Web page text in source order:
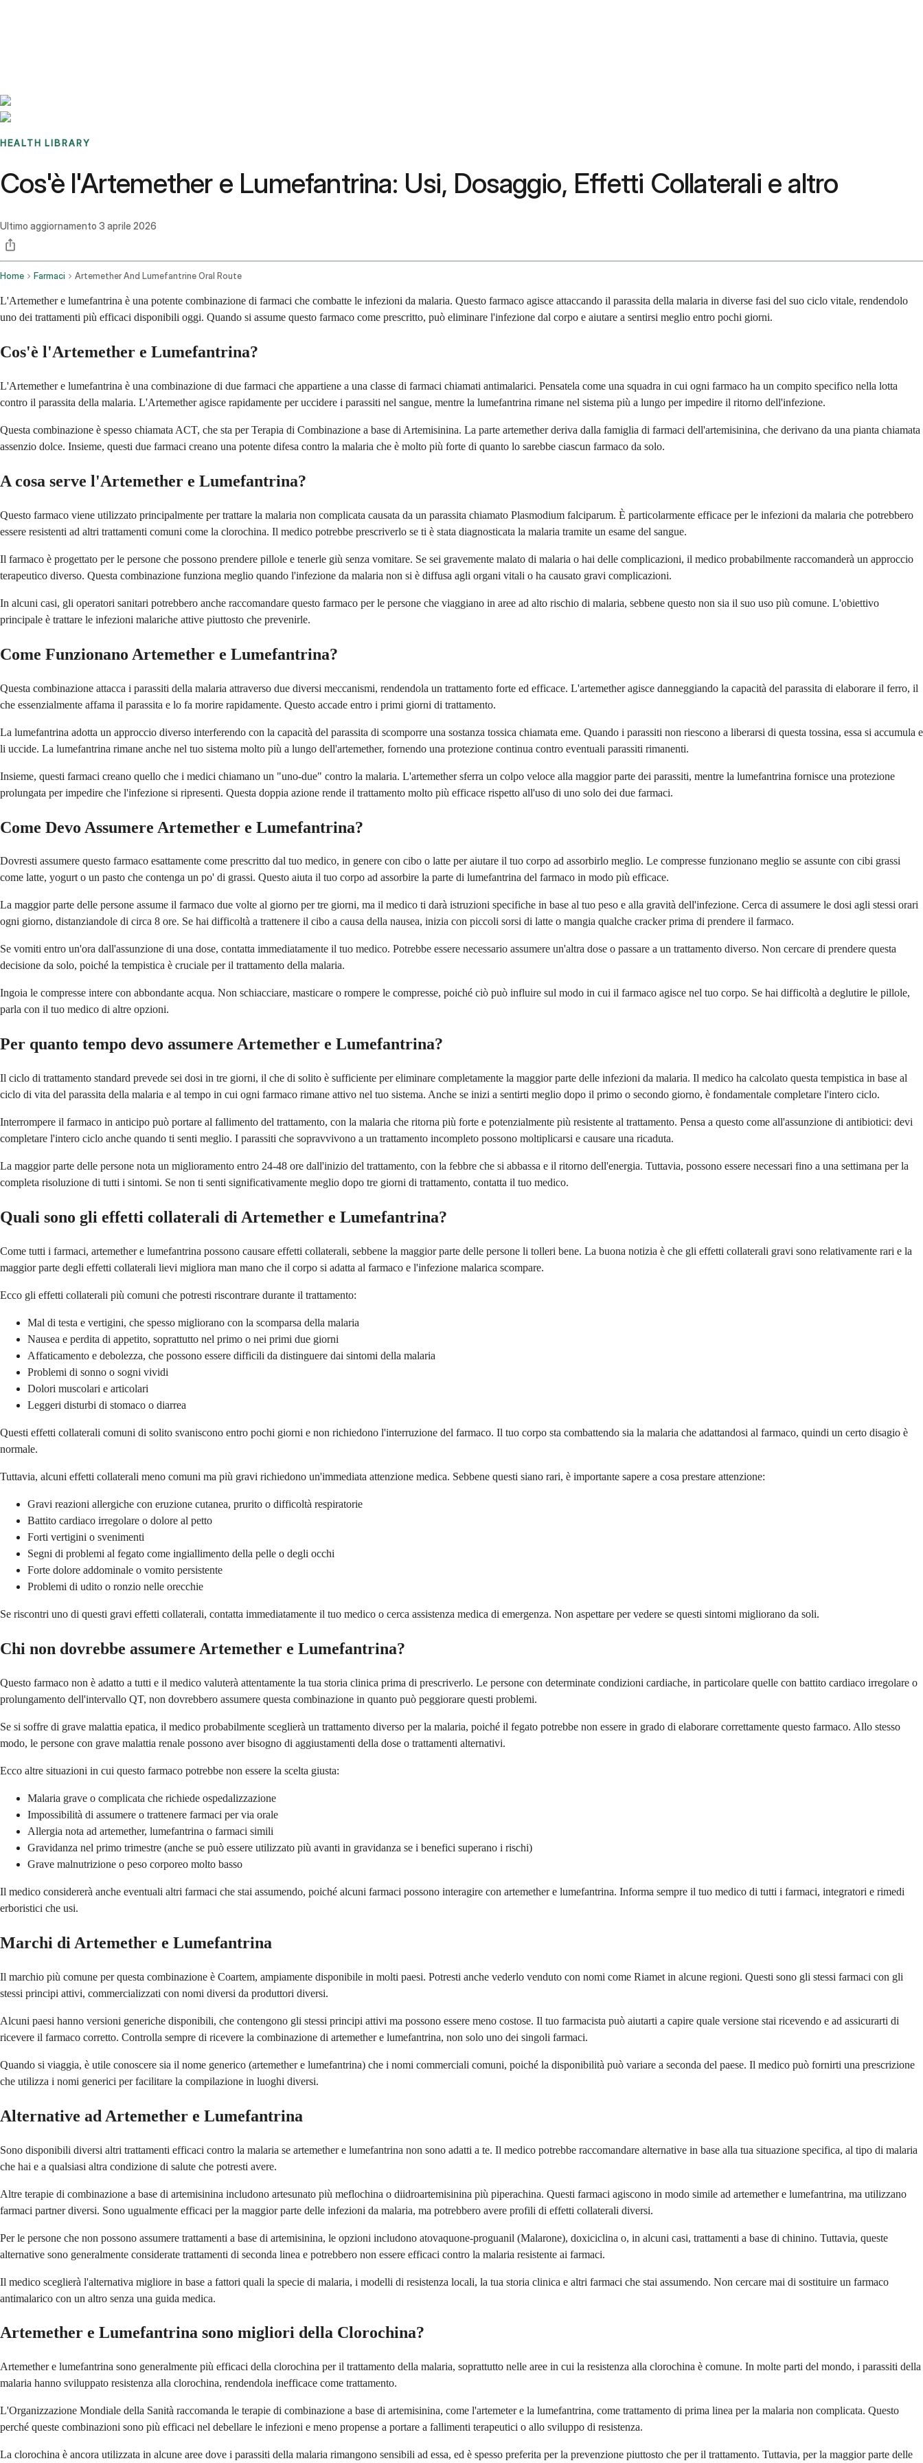
HEALTH LIBRARY
Cos'è l'Artemether e Lumefantrina: Usi, Dosaggio, Effetti Collaterali e altro
Ultimo aggiornamento 3 aprile 2026
Home Farmaci Artemether And Lumefantrine Oral Route
L'Artemether e lumefantrina è una potente combinazione di farmaci che combatte le infezioni da malaria. Questo farmaco agisce attaccando il parassita della malaria in diverse fasi del suo ciclo vitale, rendendolo
uno dei trattamenti più efficaci disponibili oggi. Quando si assume questo farmaco come prescritto, può eliminare l'infezione dal corpo e aiutare a sentirsi meglio entro pochi giorni.
Cos'è l'Artemether e Lumefantrina?
L'Artemether e lumefantrina è una combinazione di due farmaci che appartiene a una classe di farmaci chiamati antimalarici. Pensatela come una squadra in cui ogni farmaco ha un compito specifico nella lotta
contro il parassita della malaria. L'Artemether agisce rapidamente per uccidere i parassiti nel sangue, mentre la lumefantrina rimane nel sistema più a lungo per impedire il ritorno dell'infezione.
Questa combinazione è spesso chiamata ACT, che sta per Terapia di Combinazione a base di Artemisinina. La parte artemether deriva dalla famiglia di farmaci dell'artemisinina, che derivano da una pianta chiamata
assenzio dolce. Insieme, questi due farmaci creano una potente difesa contro la malaria che è molto più forte di quanto lo sarebbe ciascun farmaco da solo.
A cosa serve l'Artemether e Lumefantrina?
Questo farmaco viene utilizzato principalmente per trattare la malaria non complicata causata da un parassita chiamato Plasmodium falciparum. È particolarmente efficace per le infezioni da malaria che potrebbero
essere resistenti ad altri trattamenti comuni come la clorochina. Il medico potrebbe prescriverlo se ti è stata diagnosticata la malaria tramite un esame del sangue.
Il farmaco è progettato per le persone che possono prendere pillole e tenerle giù senza vomitare. Se sei gravemente malato di malaria o hai delle complicazioni, il medico probabilmente raccomanderà un approccio
terapeutico diverso. Questa combinazione funziona meglio quando l'infezione da malaria non si è diffusa agli organi vitali o ha causato gravi complicazioni.
In alcuni casi, gli operatori sanitari potrebbero anche raccomandare questo farmaco per le persone che viaggiano in aree ad alto rischio di malaria, sebbene questo non sia il suo uso più comune. L'obiettivo
principale è trattare le infezioni malariche attive piuttosto che prevenirle.
Come Funzionano Artemether e Lumefantrina?
Questa combinazione attacca i parassiti della malaria attraverso due diversi meccanismi, rendendola un trattamento forte ed efficace. L'artemether agisce danneggiando la capacità del parassita di elaborare il ferro, il
che essenzialmente affama il parassita e lo fa morire rapidamente. Questo accade entro i primi giorni di trattamento.
La lumefantrina adotta un approccio diverso interferendo con la capacità del parassita di scomporre una sostanza tossica chiamata eme. Quando i parassiti non riescono a liberarsi di questa tossina, essa si accumula e
li uccide. La lumefantrina rimane anche nel tuo sistema molto più a lungo dell'artemether, fornendo una protezione continua contro eventuali parassiti rimanenti.
Insieme, questi farmaci creano quello che i medici chiamano un "uno-due" contro la malaria. L'artemether sferra un colpo veloce alla maggior parte dei parassiti, mentre la lumefantrina fornisce una protezione
prolungata per impedire che l'infezione si ripresenti. Questa doppia azione rende il trattamento molto più efficace rispetto all'uso di uno solo dei due farmaci.
Come Devo Assumere Artemether e Lumefantrina?
Dovresti assumere questo farmaco esattamente come prescritto dal tuo medico, in genere con cibo o latte per aiutare il tuo corpo ad assorbirlo meglio. Le compresse funzionano meglio se assunte con cibi grassi
come latte, yogurt o un pasto che contenga un po' di grassi. Questo aiuta il tuo corpo ad assorbire la parte di lumefantrina del farmaco in modo più efficace.
La maggior parte delle persone assume il farmaco due volte al giorno per tre giorni, ma il medico ti darà istruzioni specifiche in base al tuo peso e alla gravità dell'infezione. Cerca di assumere le dosi agli stessi orari
ogni giorno, distanziandole di circa 8 ore. Se hai difficoltà a trattenere il cibo a causa della nausea, inizia con piccoli sorsi di latte o mangia qualche cracker prima di prendere il farmaco.
Se vomiti entro un'ora dall'assunzione di una dose, contatta immediatamente il tuo medico. Potrebbe essere necessario assumere un'altra dose o passare a un trattamento diverso. Non cercare di prendere questa
decisione da solo, poiché la tempistica è cruciale per il trattamento della malaria.
Ingoia le compresse intere con abbondante acqua. Non schiacciare, masticare o rompere le compresse, poiché ciò può influire sul modo in cui il farmaco agisce nel tuo corpo. Se hai difficoltà a deglutire le pillole,
parla con il tuo medico di altre opzioni.
Per quanto tempo devo assumere Artemether e Lumefantrina?
Il ciclo di trattamento standard prevede sei dosi in tre giorni, il che di solito è sufficiente per eliminare completamente la maggior parte delle infezioni da malaria. Il medico ha calcolato questa tempistica in base al
ciclo di vita del parassita della malaria e al tempo in cui ogni farmaco rimane attivo nel tuo sistema. Anche se inizi a sentirti meglio dopo il primo o secondo giorno, è fondamentale completare l'intero ciclo.
Interrompere il farmaco in anticipo può portare al fallimento del trattamento, con la malaria che ritorna più forte e potenzialmente più resistente al trattamento. Pensa a questo come all'assunzione di antibiotici: devi
completare l'intero ciclo anche quando ti senti meglio. I parassiti che sopravvivono a un trattamento incompleto possono moltiplicarsi e causare una ricaduta.
La maggior parte delle persone nota un miglioramento entro 24-48 ore dall'inizio del trattamento, con la febbre che si abbassa e il ritorno dell'energia. Tuttavia, possono essere necessari fino a una settimana per la
completa risoluzione di tutti i sintomi. Se non ti senti significativamente meglio dopo tre giorni di trattamento, contatta il tuo medico.
Quali sono gli effetti collaterali di Artemether e Lumefantrina?
Come tutti i farmaci, artemether e lumefantrina possono causare effetti collaterali, sebbene la maggior parte delle persone li tolleri bene. La buona notizia è che gli effetti collaterali gravi sono relativamente rari e la
maggior parte degli effetti collaterali lievi migliora man mano che il corpo si adatta al farmaco e l'infezione malarica scompare.
Ecco gli effetti collaterali più comuni che potresti riscontrare durante il trattamento:
Mal di testa e vertigini, che spesso migliorano con la scomparsa della malaria
Nausea e perdita di appetito, soprattutto nel primo o nei primi due giorni
Affaticamento e debolezza, che possono essere difficili da distinguere dai sintomi della malaria
Problemi di sonno o sogni vividi
Dolori muscolari e articolari
Leggeri disturbi di stomaco o diarrea
Questi effetti collaterali comuni di solito svaniscono entro pochi giorni e non richiedono l'interruzione del farmaco. Il tuo corpo sta combattendo sia la malaria che adattandosi al farmaco, quindi un certo disagio è
normale.
Tuttavia, alcuni effetti collaterali meno comuni ma più gravi richiedono un'immediata attenzione medica. Sebbene questi siano rari, è importante sapere a cosa prestare attenzione:
Gravi reazioni allergiche con eruzione cutanea, prurito o difficoltà respiratorie
Battito cardiaco irregolare o dolore al petto
Forti vertigini o svenimenti
Segni di problemi al fegato come ingiallimento della pelle o degli occhi
Forte dolore addominale o vomito persistente
Problemi di udito o ronzio nelle orecchie
Se riscontri uno di questi gravi effetti collaterali, contatta immediatamente il tuo medico o cerca assistenza medica di emergenza. Non aspettare per vedere se questi sintomi migliorano da soli.
Chi non dovrebbe assumere Artemether e Lumefantrina?
Questo farmaco non è adatto a tutti e il medico valuterà attentamente la tua storia clinica prima di prescriverlo. Le persone con determinate condizioni cardiache, in particolare quelle con battito cardiaco irregolare o
prolungamento dell'intervallo QT, non dovrebbero assumere questa combinazione in quanto può peggiorare questi problemi.
Se si soffre di grave malattia epatica, il medico probabilmente sceglierà un trattamento diverso per la malaria, poiché il fegato potrebbe non essere in grado di elaborare correttamente questo farmaco. Allo stesso
modo, le persone con grave malattia renale possono aver bisogno di aggiustamenti della dose o trattamenti alternativi.
Ecco altre situazioni in cui questo farmaco potrebbe non essere la scelta giusta:
Malaria grave o complicata che richiede ospedalizzazione
Impossibilità di assumere o trattenere farmaci per via orale
Allergia nota ad artemether, lumefantrina o farmaci simili
Gravidanza nel primo trimestre (anche se può essere utilizzato più avanti in gravidanza se i benefici superano i rischi)
Grave malnutrizione o peso corporeo molto basso
Il medico considererà anche eventuali altri farmaci che stai assumendo, poiché alcuni farmaci possono interagire con artemether e lumefantrina. Informa sempre il tuo medico di tutti i farmaci, integratori e rimedi
erboristici che usi.
Marchi di Artemether e Lumefantrina
Il marchio più comune per questa combinazione è Coartem, ampiamente disponibile in molti paesi. Potresti anche vederlo venduto con nomi come Riamet in alcune regioni. Questi sono gli stessi farmaci con gli
stessi principi attivi, commercializzati con nomi diversi da produttori diversi.
Alcuni paesi hanno versioni generiche disponibili, che contengono gli stessi principi attivi ma possono essere meno costose. Il tuo farmacista può aiutarti a capire quale versione stai ricevendo e ad assicurarti di
ricevere il farmaco corretto. Controlla sempre di ricevere la combinazione di artemether e lumefantrina, non solo uno dei singoli farmaci.
Quando si viaggia, è utile conoscere sia il nome generico (artemether e lumefantrina) che i nomi commerciali comuni, poiché la disponibilità può variare a seconda del paese. Il medico può fornirti una prescrizione
che utilizza i nomi generici per facilitare la compilazione in luoghi diversi.
Alternative ad Artemether e Lumefantrina
Sono disponibili diversi altri trattamenti efficaci contro la malaria se artemether e lumefantrina non sono adatti a te. Il medico potrebbe raccomandare alternative in base alla tua situazione specifica, al tipo di malaria
che hai e a qualsiasi altra condizione di salute che potresti avere.
Altre terapie di combinazione a base di artemisinina includono artesunato più meflochina o diidroartemisinina più piperachina. Questi farmaci agiscono in modo simile ad artemether e lumefantrina, ma utilizzano
farmaci partner diversi. Sono ugualmente efficaci per la maggior parte delle infezioni da malaria, ma potrebbero avere profili di effetti collaterali diversi.
Per le persone che non possono assumere trattamenti a base di artemisinina, le opzioni includono atovaquone-proguanil (Malarone), doxiciclina o, in alcuni casi, trattamenti a base di chinino. Tuttavia, queste
alternative sono generalmente considerate trattamenti di seconda linea e potrebbero non essere efficaci contro la malaria resistente ai farmaci.
Il medico sceglierà l'alternativa migliore in base a fattori quali la specie di malaria, i modelli di resistenza locali, la tua storia clinica e altri farmaci che stai assumendo. Non cercare mai di sostituire un farmaco
antimalarico con un altro senza una guida medica.
Artemether e Lumefantrina sono migliori della Clorochina?
Artemether e lumefantrina sono generalmente più efficaci della clorochina per il trattamento della malaria, soprattutto nelle aree in cui la resistenza alla clorochina è comune. In molte parti del mondo, i parassiti della
malaria hanno sviluppato resistenza alla clorochina, rendendola inefficace come trattamento.
L'Organizzazione Mondiale della Sanità raccomanda le terapie di combinazione a base di artemisinina, come l'artemeter e la lumefantrina, come trattamento di prima linea per la malaria non complicata. Questo
perché queste combinazioni sono più efficaci nel debellare le infezioni e meno propense a portare a fallimenti terapeutici o allo sviluppo di resistenza.
La clorochina è ancora utilizzata in alcune aree dove i parassiti della malaria rimangono sensibili ad essa, ed è spesso preferita per la prevenzione piuttosto che per il trattamento. Tuttavia, per la maggior parte delle